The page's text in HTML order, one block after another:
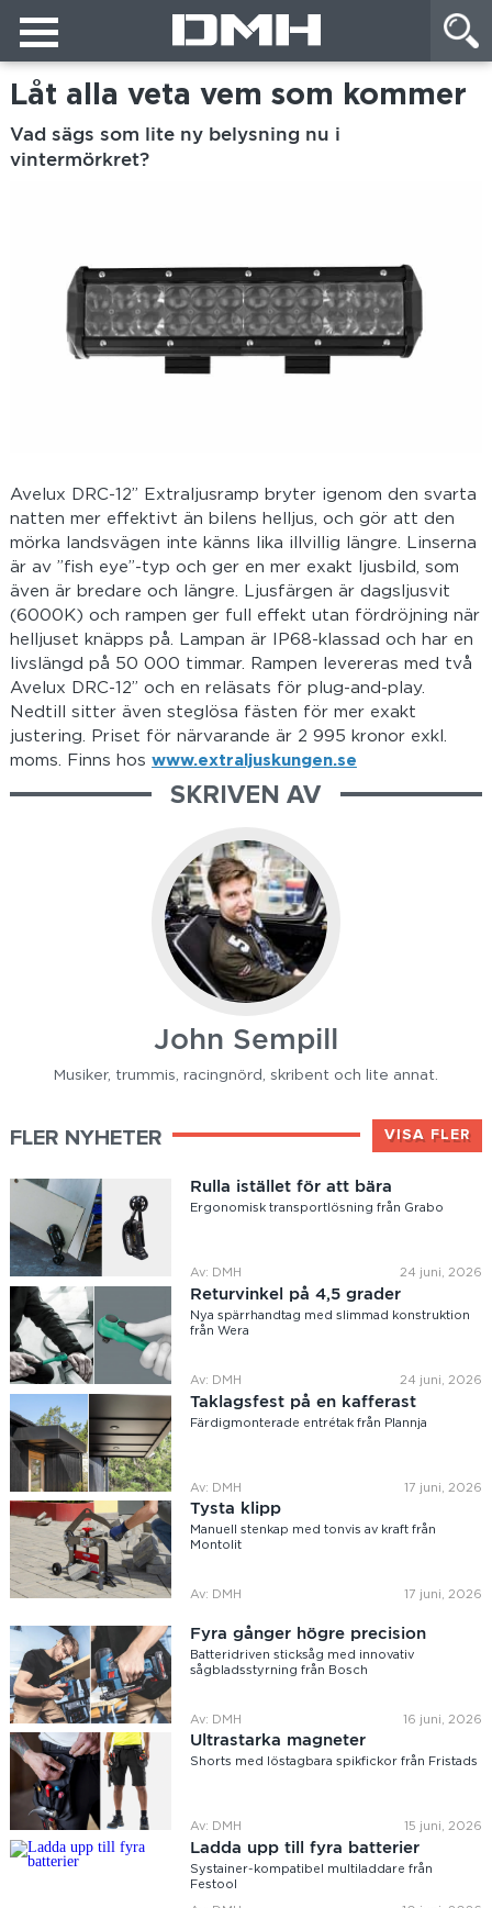
Låt alla veta vem som kommer
Vad sägs som lite ny belysning nu i
vintermörkret?
Avelux DRC-12” Extraljusramp bryter igenom den svarta
natten mer effektivt än bilens helljus, och gör att den
mörka landsvägen inte känns lika illvillig längre. Linserna
är av ”fish eye”-typ och ger en mer exakt ljusbild, som
även är bredare och längre. Ljusfärgen är dagsljusvit
(6000K) och rampen ger full effekt utan fördröjning när
helljuset knäpps på. Lampan är IP68-klassad och har en
livslängd på 50 000 timmar. Rampen levereras med två
Avelux DRC-12” och en reläsats för plug-and-play.
Nedtill sitter även steglösa fästen för mer exakt
justering. Priset för närvarande är 2 995 kronor exkl.
moms. Finns hos www.extraljuskungen.se
SKRIVEN AV
John Sempill
Musiker, trummis, racingnörd, skribent och lite annat.
FLER NYHETER VISA FLER
Rulla istället för att bära
Ergonomisk transportlösning från Grabo
Av: DMH 24 juni, 2026
Returvinkel på 4,5 grader
Nya spärrhandtag med slimmad konstruktion
från Wera
Av: DMH 24 juni, 2026
Taklagsfest på en kafferast
Färdigmonterade entrétak från Plannja
Av: DMH 17 juni, 2026
Tysta klipp
Manuell stenkap med tonvis av kraft från
Montolit
Av: DMH 17 juni, 2026
Fyra gånger högre precision
Batteridriven sticksåg med innovativ
sågbladsstyrning från Bosch
Av: DMH 16 juni, 2026
Ultrastarka magneter
Shorts med löstagbara spikfickor från Fristads
Av: DMH 15 juni, 2026
Ladda upp till fyra batterier
Systainer-kompatibel multiladdare från
Festool